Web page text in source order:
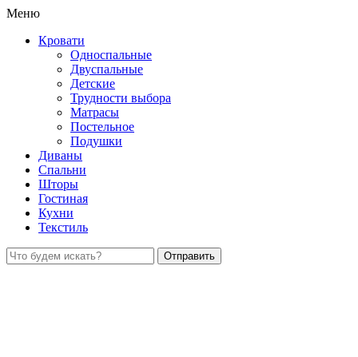
Меню
Кровати
Односпальные
Двуспальные
Детские
Трудности выбора
Матрасы
Постельное
Подушки
Диваны
Спальни
Шторы
Гостиная
Кухни
Текстиль